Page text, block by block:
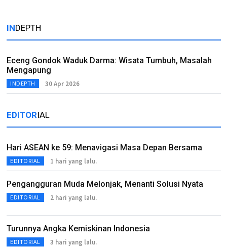
INDEPTH
Eceng Gondok Waduk Darma: Wisata Tumbuh, Masalah
Mengapung
INDEPTH 30 Apr 2026
EDITORIAL
Hari ASEAN ke 59: Menavigasi Masa Depan Bersama
EDITORIAL 1 hari yang lalu.
Pengangguran Muda Melonjak, Menanti Solusi Nyata
EDITORIAL 2 hari yang lalu.
Turunnya Angka Kemiskinan Indonesia
EDITORIAL 3 hari yang lalu.